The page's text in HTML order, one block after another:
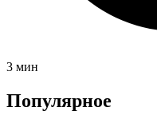
3 мин
Популярное